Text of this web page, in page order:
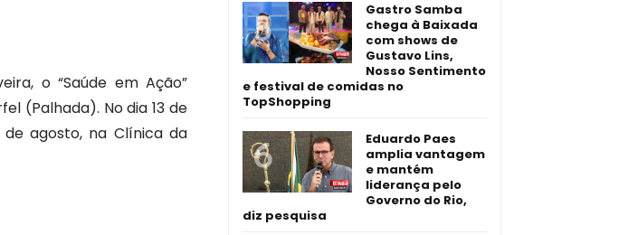
o “Saúde em Ação”
(Palhada). No dia 13 de
agosto, na Clínica da
Gastro Samba
chega à Baixada
com shows de
Gustavo Lins,
Nosso Sentimento
e festival de comidas no
TopShopping
Eduardo Paes
amplia vantagem
e mantém
liderança pelo
Governo do Rio,
diz pesquisa